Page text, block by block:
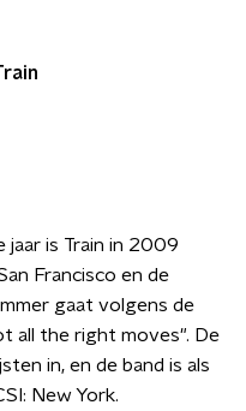
jaar is Train in 2009
Francisco en de
gaat volgens de
all the right moves". De
in, en de band is als
New York.